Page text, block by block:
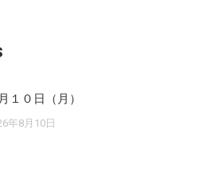
１０日（月）
年8月10日